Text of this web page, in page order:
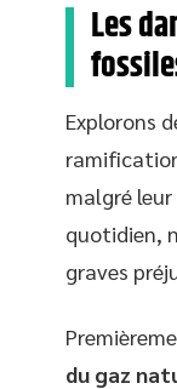
Les
Explorons
malgré
quotidien,
graves
du gaz